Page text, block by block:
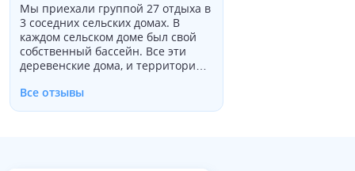
Мы приехали группой 27 отдыха в
3 соседних сельских домах. В
каждом сельском доме был свой
собственный бассейн. Все эти
деревенские дома, и территория и
для всех было легко быть вместе.
Барбекю предоставлено для
Все отзывы